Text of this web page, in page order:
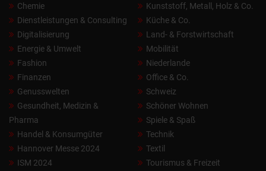
Chemie
Dienstleistungen & Consulting
Digitalisierung
Energie & Umwelt
Fashion
Finanzen
Genusswelten
Gesundheit, Medizin &
Pharma
Handel & Konsumgüter
Hannover Messe 2024
ISM 2024
Kunststoff, Metall, Holz & Co.
Küche & Co.
Land- & Forstwirtschaft
Mobilität
Niederlande
Office & Co.
Schweiz
Schöner Wohnen
Spiele & Spaß
Technik
Textil
Tourismus & Freizeit